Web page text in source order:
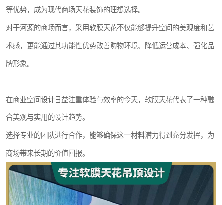
等优势，成为现代商场天花装饰的理想选择。
对于河源的商场而言，采用软膜天花不仅能够提升空间的美观度和艺
术感，更能通过其功能性优势改善购物环境、降低运营成本、强化品
牌形象。
在商业空间设计日益注重体验与效率的今天，软膜天花代表了一种融
合美观与实用的设计趋势。
选择专业的团队进行合作，能够确保这一材料潜力得到充分发挥，为
商场带来长期的价值回报。